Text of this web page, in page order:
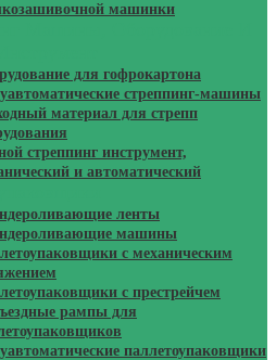
машинки
для гофрокартона
стреппинг-машины
материал для стрепп
стреппинг инструмент,
и автоматический
ленты
машины
с механическим
с престрейчем
рампы для
паллетоупаковщики